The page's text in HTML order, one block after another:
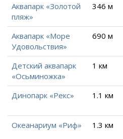
Аквапарк «Золотой
пляж»
346 м
Аквапарк «Море
Удовольствия»
690 м
Детский аквапарк
«Осьминожка»
1 км
Динопарк «Рекс» 1.1 км
Океанариум «Риф» 1.3 км